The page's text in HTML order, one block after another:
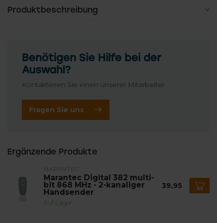
Produktbeschreibung
Benötigen Sie Hilfe bei der
Auswahl?
Kontaktieren Sie einen unserer Mitarbeiter
Fragen Sie uns
Ergänzende Produkte
MARANTEC
Marantec Digital 382 multi-
bit 868 MHz - 2-kanaliger
Handsender
Auf Lager
39,95